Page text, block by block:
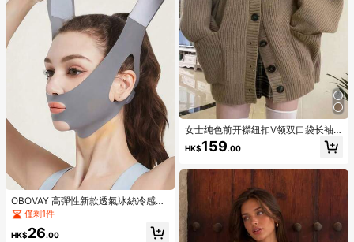
OBOVAY 高彈性新款透氣冰絲冷感面
部工具｜減壓透氣不留痕、舒適佩
戴、尺寸可調、高彈性貼合臉部。畢
業生日派對禮物，男女通用。本產品
僅剩1件
HK$26.00
女士纯色前开襟纽扣V领双口袋长袖
针织开衫休闲款
HK$159.00